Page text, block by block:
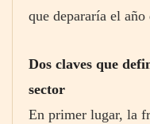
que depararía el
Dos claves que
sector
En primer lugar, la